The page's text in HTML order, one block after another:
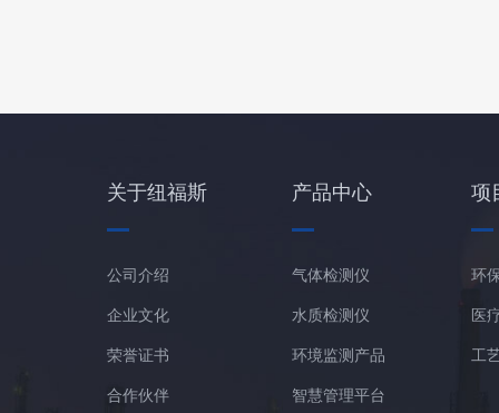
关于纽福斯
公司介绍
企业文化
荣誉证书
合作伙伴
产品中心
气体检测仪
水质检测仪
环境监测产品
智慧管理平台
项
环
医
工